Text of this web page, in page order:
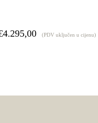
4.295,00Raspon
(PDV uključen u cijenu)